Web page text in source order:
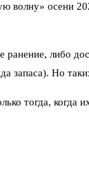
волну» осени
либо
запаса). Но
тогда, когда